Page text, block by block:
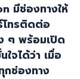
มีช่องทางให้
ทรติดต่อ
ๆ พร้อมเปิด
จได้ว่า เมื่อ
ช่องทาง